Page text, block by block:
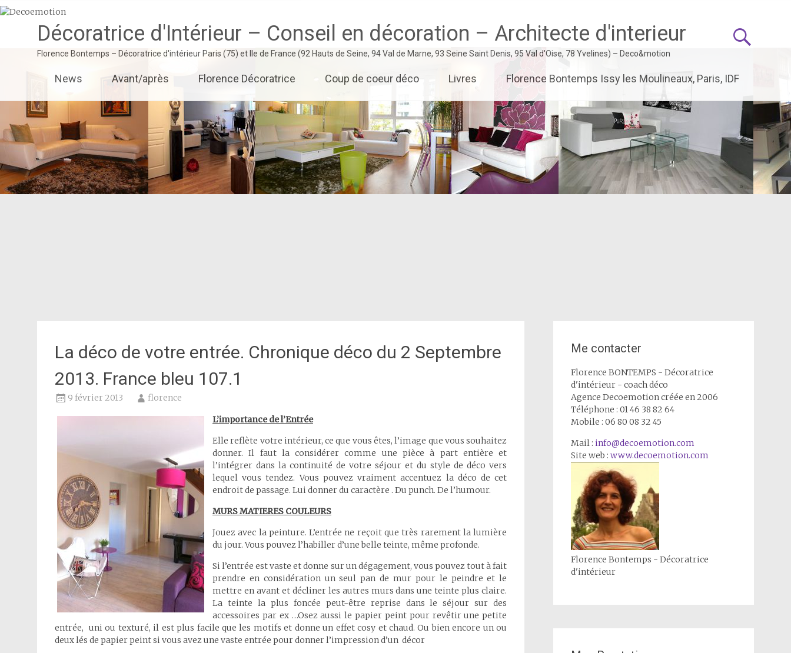
Décoratrice d'Intérieur – Conseil en décoration – Architecte d'interieur
Florence Bontemps – Décoratrice d'intérieur Paris (75) et Ile de France (92 Hauts de Seine, 94 Val de Marne, 93 Seine Saint Denis, 95 Val d'Oise, 78 Yvelines) – Deco&motion
au
principal
News Avant/après Florence Décoratrice Coup de coeur déco Livres Florence Bontemps Issy les Moulineaux, Paris, IDF
La déco de votre entrée. Chronique déco du 2 Septembre
2013. France bleu 107.1
9 février 2013 florence
L’importance de l’Entrée
Elle reflète votre intérieur, ce que vous êtes, l’image que vous souhaitez
donner. Il faut la considérer comme une pièce à part entière et
l’intégrer dans la continuité de votre séjour et du style de déco vers
lequel vous tendez. Vous pouvez vraiment accentuez la déco de cet
endroit de passage. Lui donner du caractère . Du punch. De l’humour.
MURS MATIERES COULEURS
Jouez avec la peinture. L’entrée ne reçoit que très rarement la lumière
du jour. Vous pouvez l’habiller d’une belle teinte, même profonde.
Si l’entrée est vaste et donne sur un dégagement, vous pouvez tout à fait
prendre en considération un seul pan de mur pour le peindre et le
mettre en avant et décliner les autres murs dans une teinte plus claire.
La teinte la plus foncée peut-être reprise dans le séjour sur des
accessoires par ex …Osez aussi le papier peint pour revêtir une petite
entrée, uni ou texturé, il est plus facile que les motifs et donne un effet cosy et chaud. Ou bien encore un ou
deux lés de papier peint si vous avez une vaste entrée pour donner l’impression d’un décor
Me contacter
Florence BONTEMPS - Décoratrice
d'intérieur - coach déco
Agence Decoemotion créée en 2006
Téléphone : 01 46 38 82 64
Mobile : 06 80 08 32 45
Mail : info@decoemotion.com
Site web : www.decoemotion.com
Florence Bontemps - Décoratrice
d'intérieur